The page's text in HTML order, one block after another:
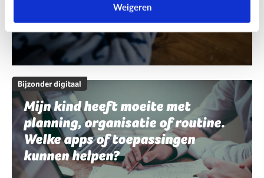
Weigeren
Bijzonder digitaal
Mijn kind heeft moeite met
planning, organisatie of routine.
Welke apps of toepassingen
kunnen helpen?